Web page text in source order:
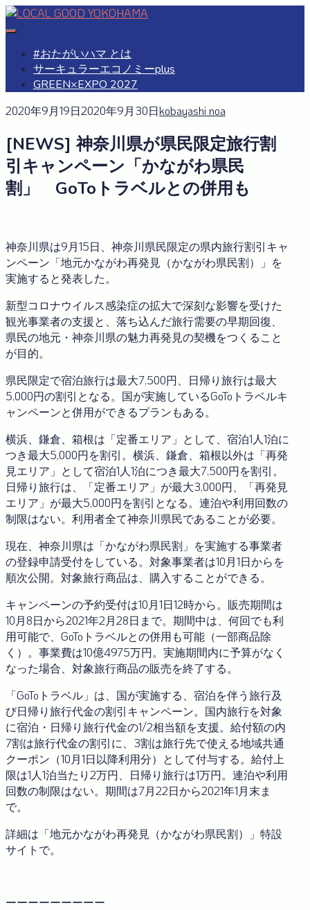
Skip
to
#おたがいハマ とは
サーキュラーエコノミーplus
GREEN×EXPO 2027
2020年9月19日2020年9月30日kobayashi noa
[NEWS] 神奈川県が県民限定旅行割
引キャンペーン「かながわ県民
割」 GoToトラベルとの併用も
神奈川県は9月15日、神奈川県民限定の県内旅行割引キャ
ンペーン「地元かながわ再発見（かながわ県民割）」を
実施すると発表した。
新型コロナウイルス感染症の拡大で深刻な影響を受けた
観光事業者の支援と、落ち込んだ旅行需要の早期回復、
県民の地元・神奈川県の魅力再発見の契機をつくること
が目的。
県民限定で宿泊旅行は最大7,500円、日帰り旅行は最大
5,000円の割引となる。国が実施しているGoToトラベルキ
ャンペーンと併用ができるプランもある。
横浜、鎌倉、箱根は「定番エリア」として、宿泊1人1泊に
つき最大5,000円を割引。横浜、鎌倉、箱根以外は「再発
見エリア」として宿泊1人1泊につき最大7,500円を割引。
日帰り旅行は、「定番エリア」が最大3,000円、「再発見
エリア」が最大5,000円を割引となる。連泊や利用回数の
制限はない。利用者全て神奈川県民であることが必要。
現在、神奈川県は「かながわ県民割」を実施する事業者
の登録申請受付をしている。対象事業者は10月1日からを
順次公開。対象旅行商品は、購入することができる。
キャンペーンの予約受付は10月1日12時から。販売期間は
10月8日から2021年2月28日まで。期間中は、何回でも利
用可能で、GoToトラベルとの併用も可能（一部商品除
く）。事業費は10億4975万円。実施期間内に予算がなく
なった場合、対象旅行商品の販売を終了する。
「GoToトラベル」は、国が実施する、宿泊を伴う旅行及
び日帰り旅行代金の割引キャンペーン。国内旅行を対象
に宿泊・日帰り旅行代金の1/2相当額を支援。給付額の内
7割は旅行代金の割引に、3割は旅行先で使える地域共通
クーポン（10月1日以降利用分）として付与する。給付上
限は1人1泊当たり2万円、日帰り旅行は1万円。連泊や利用
回数の制限はない。期間は7月22日から2021年1月末ま
で。
詳細は「地元かながわ再発見（かながわ県民割）」特設
サイトで。
ーーーーーーーーー